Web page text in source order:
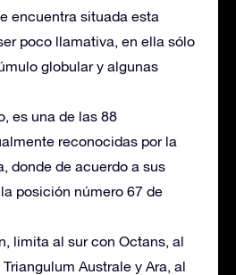
encuentra situada esta
poco llamativa, en ella sólo
globular y algunas
es una de las 88
reconocidas por la
donde de acuerdo a sus
posición número 67 de
limita al sur con Octans, al
Australe y Ara, al